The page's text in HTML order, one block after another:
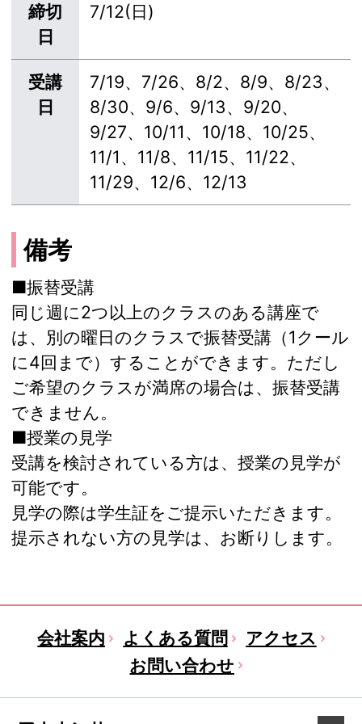
締切
日
7/12(日)
受講
日
7/19、7/26、8/2、8/9、8/23、
8/30、9/6、9/13、9/20、
9/27、10/11、10/18、10/25、
11/1、11/8、11/15、11/22、
11/29、12/6、12/13
備考
■振替受講
同じ週に2つ以上のクラスのある講座で
は、別の曜日のクラスで振替受講（1クール
に4回まで）することができます。ただし
ご希望のクラスが満席の場合は、振替受講
できません。
■授業の見学
受講を検討されている方は、授業の見学が
可能です。
見学の際は学生証をご提示いただきます。
提示されない方の見学は、お断りします。
会社案内 よくある質問
アクセス
お問い合わせ